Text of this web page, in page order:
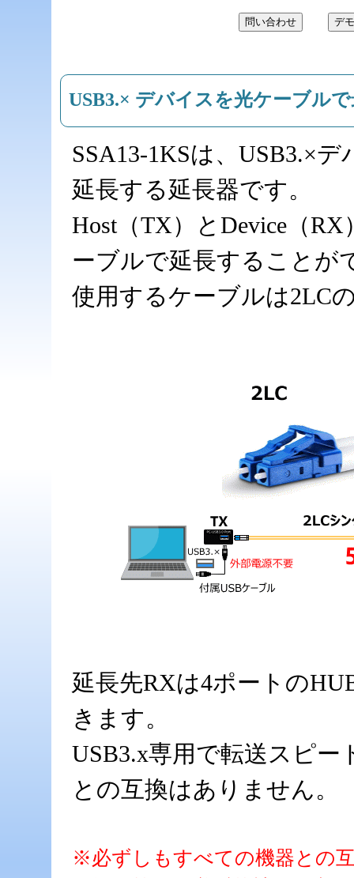
USB3.× デバイスを光ケーブ
SSA13-1KSは、USB3.×
延長する延長器です。
Host（TX）とDevice（
ーブルで延長することが
使用するケーブルは2LC
延長先RXは4ポートの
きます。
USB3.x専用で転送スピー
との互換はありません。
※必ずしもすべての機器との